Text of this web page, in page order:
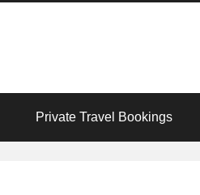
Private Travel Bookings